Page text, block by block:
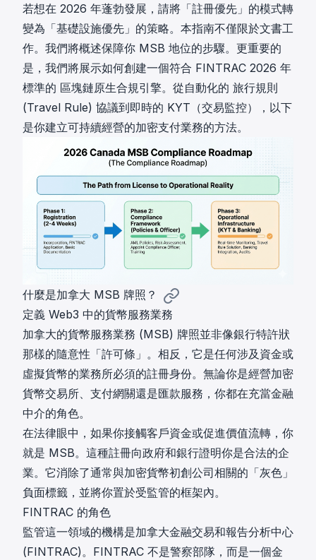
若想在 2026 年蓬勃發展，請將「註冊優先」的模式轉
變為「基礎設施優先」的策略。本指南不僅限於文書工
作。我們將概述保障你 MSB 地位的步驟。更重要的
是，我們將展示如何創建一個符合 FINTRAC 2026 年
標準的 區塊鏈原生合規引擎。從自動化的 旅行規則
(Travel Rule) 協議到即時的 KYT（交易監控），以下
是你建立可持續經營的加密支付業務的方法。
什麼是加拿大 MSB 牌照？
定義 Web3 中的貨幣服務業務
加拿大的貨幣服務業務 (MSB) 牌照並非像銀行特許狀
那樣的隨意性「許可條」。相反，它是任何涉及資金或
虛擬貨幣的業務所必須的註冊身份。無論你是經營加密
貨幣交易所、支付網關還是匯款服務，你都在充當金融
中介的角色。
在法律眼中，如果你接觸客戶資金或促進價值流轉，你
就是 MSB。這種註冊向政府和銀行證明你是合法的企
業。它消除了通常與加密貨幣初創公司相關的「灰色」
負面標籤，並將你置於受監管的框架內。
FINTRAC 的角色
監管這一領域的機構是加拿大金融交易和報告分析中心
(FINTRAC)。FINTRAC 不是警察部隊，而是一個金